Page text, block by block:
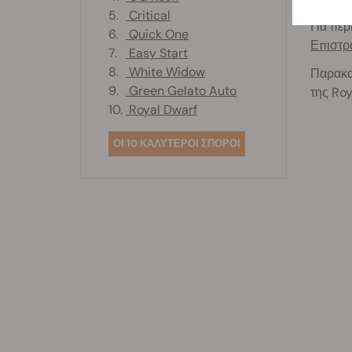
Για
της
5.
Critical
6.
Quick One
7.
Easy Start
8.
White Widow
9.
Green Gelato Auto
10. Royal Dwarf
ΟΙ 10 ΚΑΛΥΤΕΡΟΙ ΣΠΟΡΟΙ